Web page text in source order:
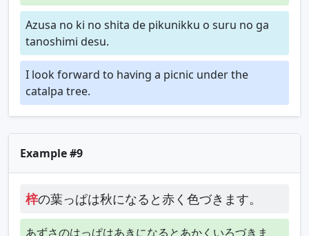
Azusa no ki no shita de pikunikku o suru no ga
tanoshimi desu.
I look forward to having a picnic under the
catalpa tree.
Example #9
梓の葉っぱは秋になると赤く色づきます。
あずさのはっぱはあきになるとあかくいろづきま